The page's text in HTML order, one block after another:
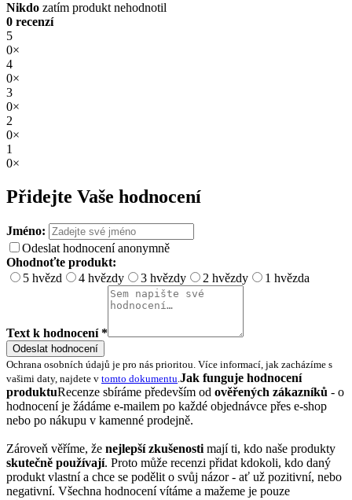
Nikdo zatím produkt nehodnotil
0 recenzí
5
0×
4
0×
3
0×
2
0×
1
0×
Přidejte Vaše hodnocení
Jméno:
Odeslat hodnocení anonymně
Ohodnoťte produkt:
5 hvězd
4 hvězdy 3 hvězdy 2 hvězdy 1 hvězda
Text k hodnocení *
Odeslat hodnocení
Ochrana osobních údajů je pro nás prioritou. Více informací, jak zacházíme s
vašimi daty, najdete v tomto dokumentu.Jak funguje hodnocení
produktuRecenze sbíráme především od ověřených zákazníků - o
hodnocení je žádáme e-mailem po každé objednávce přes e-shop
nebo po nákupu v kamenné prodejně.
Zároveň věříme, že nejlepší zkušenosti mají ti, kdo naše produkty
skutečně používají. Proto může recenzi přidat kdokoli, kdo daný
produkt vlastní a chce se podělit o svůj názor - ať už pozitivní, nebo
negativní. Všechna hodnocení vítáme a mažeme je pouze